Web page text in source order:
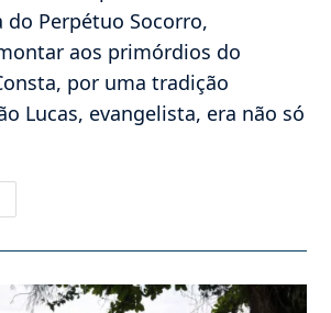
do Perpétuo Socorro,
aos primórdios do
por uma tradição
Lucas, evangelista, era não só